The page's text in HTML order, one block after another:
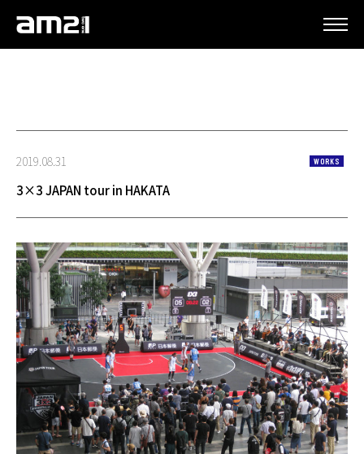
2019.08.31 WORKS
3×3 JAPAN tour in HAKATA